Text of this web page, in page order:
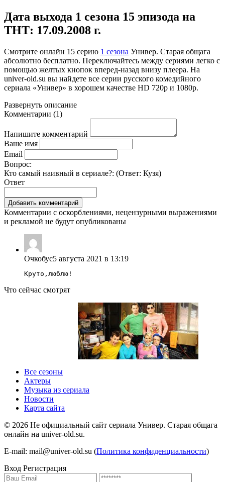
Дата выхода 1 сезона 15 эпизода на
ТНТ: 17.09.2008 г.
Смотрите онлайн 15 серию 1 сезона Универ. Старая общага
абсолютно бесплатно. Переключайтесь между сериями легко с
помощью желтых кнопок вперед-назад внизу плеера. На
univer-old.su вы найдете все серии русского комедийного
сериала «Универ» в хорошем качестве HD 720p и 1080p.
Развернуть описание
Комментарии (1)
Напишите комментарий
Ваше имя
Email
Вопрос:
Кто самый наивный в сериале?: (Ответ: Кузя)
Ответ
Комментарии с оскорблениями, нецензурными выражениями
и рекламой не будут опубликованы
Очкобус5 августа 2021 в 13:19
Круто,люблю!
Что сейчас смотрят
Все сезоны
Актеры
Музыка из сериала
Новости
Карта сайта
© 2026 Не официальный сайт сериала Универ. Старая общага
онлайн на univer-old.su.
E-mail: mail@univer-old.su (Политика конфиденциальности)
Вход Регистрация